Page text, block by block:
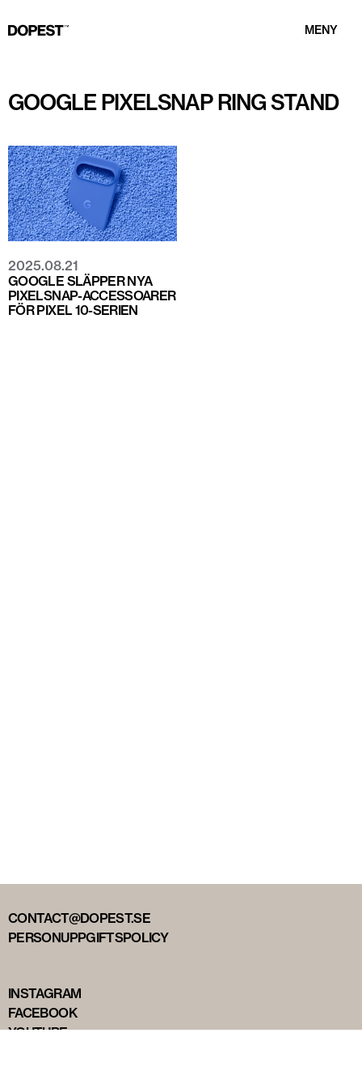
MENY
GOOGLE PIXELSNAP RING STAND
2025.08.21
GOOGLE SLÄPPER NYA
PIXELSNAP-ACCESSOARER
FÖR PIXEL 10-SERIEN
CONTACT@DOPEST.SE
PERSONUPPGIFTSPOLICY
INSTAGRAM
FACEBOOK
YOUTUBE